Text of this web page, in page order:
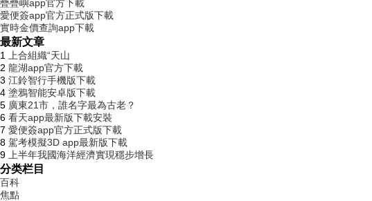
疊疊嶼app官方下載
愛便簽app官方正式版下載
實時金價查詢app下載
最新文章
1
上合組織“天山
2 龍湖app官方下載
3 江鈴智行手機版下載
4 塗鴉智能安卓版下載
5 廣東21市，誰名字最為古老？
6 看天app最新版下載安裝
7 愛便簽app官方正式版下載
8 駕考模擬3D app最新版下載
9
上半年我國海洋經濟實現穩步增長
分类栏目
百科
焦點